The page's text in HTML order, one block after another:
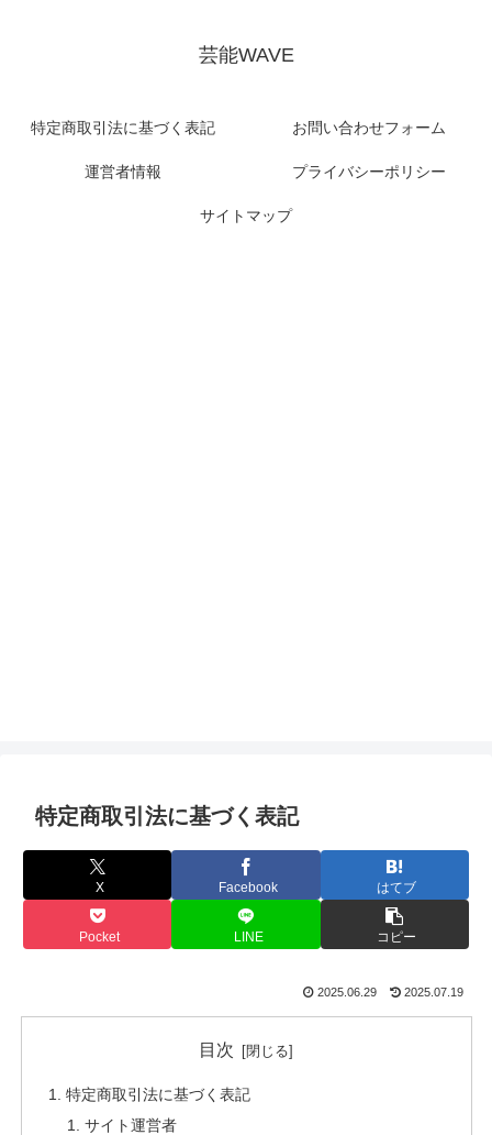
芸能WAVE
特定商取引法に基づく表記 お問い合わせフォーム
運営者情報 プライバシーポリシー
サイトマップ
特定商取引法に基づく表記
X Facebook はてブ
Pocket LINE コピー
2025.06.29 2025.07.19
目次
特定商取引法に基づく表記
サイト運営者